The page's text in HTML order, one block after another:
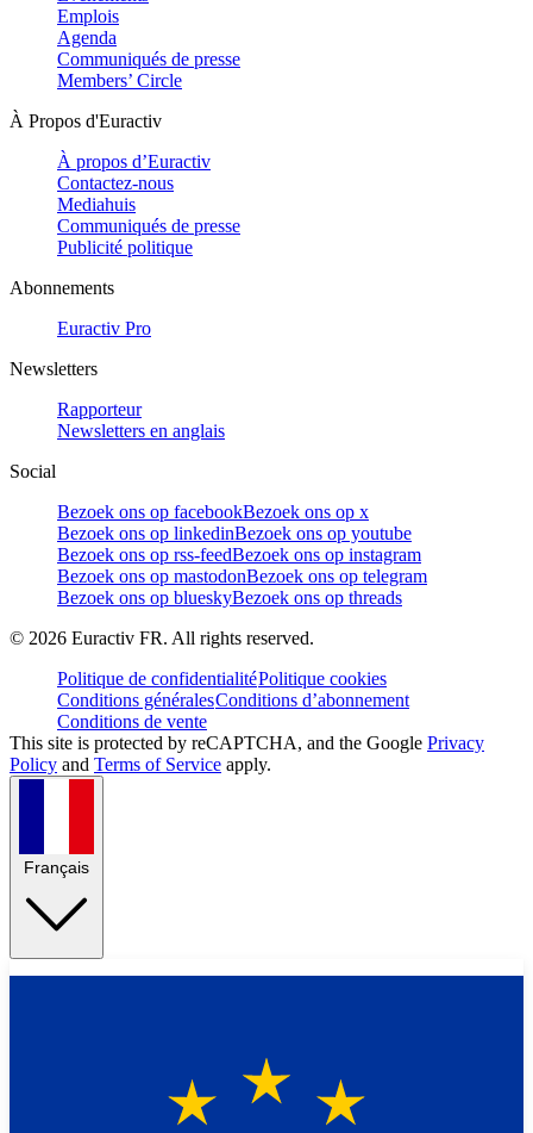
Emplois
Agenda
Communiqués de presse
Members’ Circle
À Propos d'Euractiv
À propos d’Euractiv
Contactez-nous
Mediahuis
Communiqués de presse
Publicité politique
Abonnements
Euractiv Pro
Newsletters
Rapporteur
Newsletters en anglais
Social
Bezoek ons op facebookBezoek ons op x
Bezoek ons op linkedinBezoek ons op youtube
Bezoek ons op rss-feedBezoek ons op instagram
Bezoek ons op mastodonBezoek ons op telegram
Bezoek ons op blueskyBezoek ons op threads
© 2026 Euractiv FR. All rights reserved.
Politique de confidentialitéPolitique cookies
Conditions généralesConditions d’abonnement
Conditions de vente
This site is protected by reCAPTCHA, and the Google Privacy
Policy and Terms of Service apply.
Français